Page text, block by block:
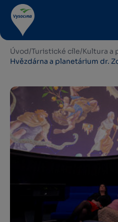
Úvod/Turistické cíle/Kultura a
Hvězdárna a planetárium dr.